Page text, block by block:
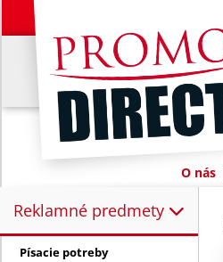
O nás
Reklamné predmety
Reklamné predmety:
Písacie potreby